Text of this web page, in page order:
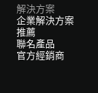
解決方案
企業解決方案
推薦
聯名產品
官方經銷商